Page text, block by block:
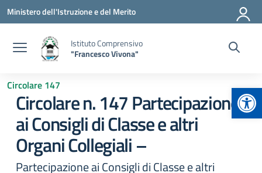
Vai ai contenuti
Vai al menu di navigazione
Vai al footer
Ministero dell'Istruzione e del Merito
Istituto Comprensivo
"Francesco Vivona"
Circolare 147
Circolare n. 147 Partecipazione
ai Consigli di Classe e altri
Organi Collegiali –
Partecipazione ai Consigli di Classe e altri